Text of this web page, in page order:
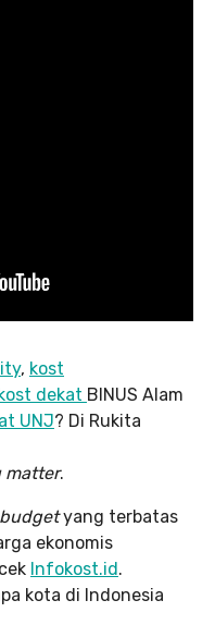
, kost
dekat BINUS Alam
UNJ? Di Rukita
matter.
budgetyang terbatas
ekonomis
Infokost.id.
kota di Indonesia